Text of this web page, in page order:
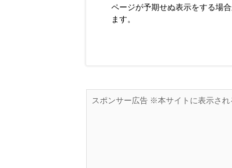
ページが予期せぬ表示をする場
ます。
スポンサー広告 ※本サイトに表示され